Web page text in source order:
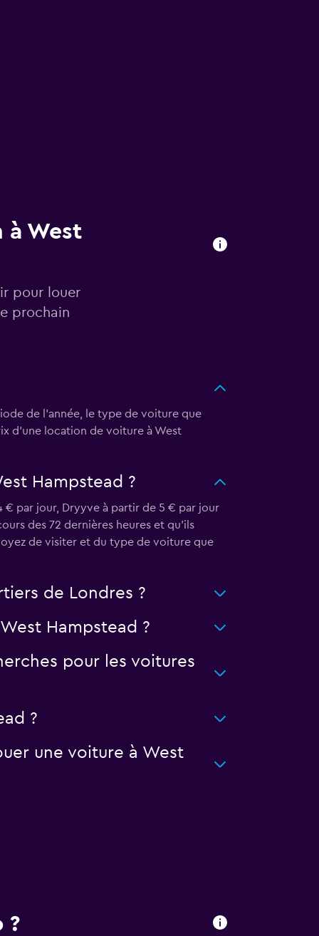
à West
pour louer
prochain
de l'année, le type de voiture que
d'une location de voiture à West
Hampstead ?
€ par jour, Dryyve à partir de 5 € par jour
des 72 dernières heures et qu’ils
de visiter et du type de voiture que
de Londres ?
Hampstead ?
pour les voitures
?
une voiture à West
?